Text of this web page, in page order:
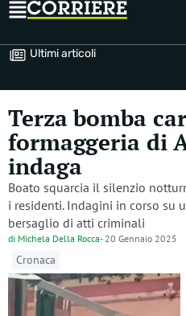
Ultimi articoli
Terza bomba
formaggeria di
indaga
Boato squarcia il silenzio
i residenti. Indagini in corso su
bersaglio di atti criminali
di Michela Della Rocca- 20 Gennaio 2025
Cronaca